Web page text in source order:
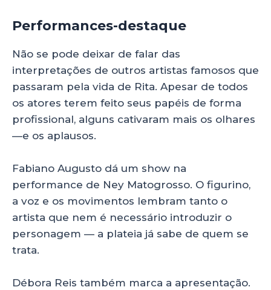
Performances-destaque
Não se pode deixar de falar das
interpretações de outros artistas famosos que
passaram pela vida de Rita. Apesar de todos
os atores terem feito seus papéis de forma
profissional, alguns cativaram mais os olhares
—e os aplausos.
Fabiano Augusto dá um show na
performance de Ney Matogrosso. O figurino,
a voz e os movimentos lembram tanto o
artista que nem é necessário introduzir o
personagem — a plateia já sabe de quem se
trata.
Débora Reis também marca a apresentação.